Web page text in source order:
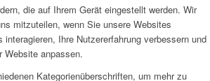
die auf Ihrem Gerät eingestellt werden. Wir
mitzuteilen, wenn Sie unsere Websites
Ihre Nutzererfahrung verbessern und
Website anpassen.
Kategorienüberschriften, um mehr zu